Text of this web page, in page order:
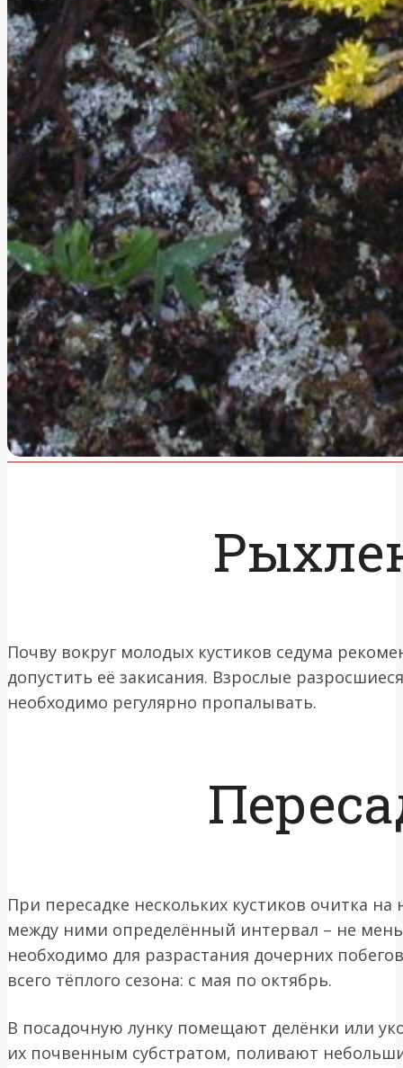
Почву вокруг молодых кустиков седума
допустить её закисания. Взрослые
необходимо регулярно пропалывать.
При пересадке нескольких кустиков очитка
между ними определённый интервал – не
необходимо для разрастания дочерних
всего тёплого сезона: с мая по октябрь.
В посадочную лунку помещают делёнки или
их почвенным субстратом, поливают